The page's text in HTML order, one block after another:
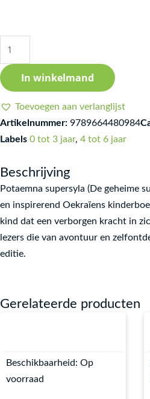
In winkelmand
Toevoegen aan verlanglijst
Artikelnummer: 9789664480984
Labels 0 tot 3 jaar, 4 tot 6 jaar
Beschrijving
Potaemna supersyla (De geheime
en inspirerend Oekraïens
kind dat een verborgen kracht in
lezers die van avontuur en
editie.
Gerelateerde producten
Beschikbaarheid: Op
voorraad